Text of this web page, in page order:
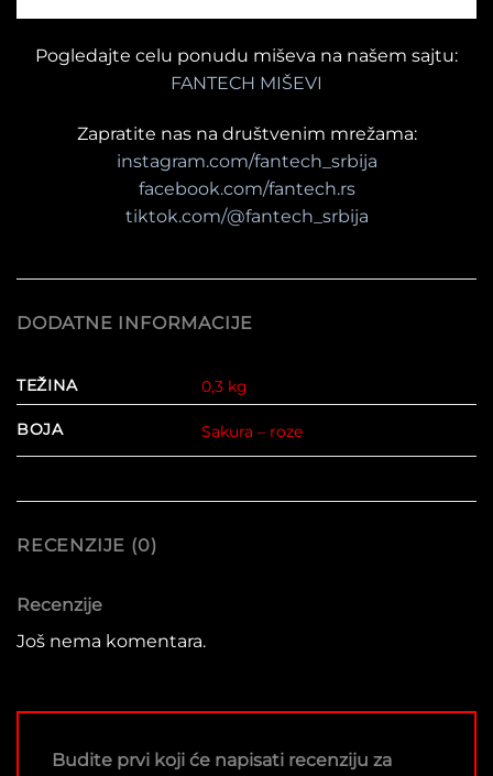
Pogledajte celu ponudu miševa na našem sajtu:
FANTECH MIŠEVI
Zapratite nas na društvenim mrežama:
instagram.com/fantech_srbija
facebook.com/fantech.rs
tiktok.com/@fantech_srbija
DODATNE INFORMACIJE
TEŽINA 0,3 kg
BOJA Sakura – roze
RECENZIJE (0)
Recenzije
Još nema komentara.
Budite prvi koji će napisati recenziju za